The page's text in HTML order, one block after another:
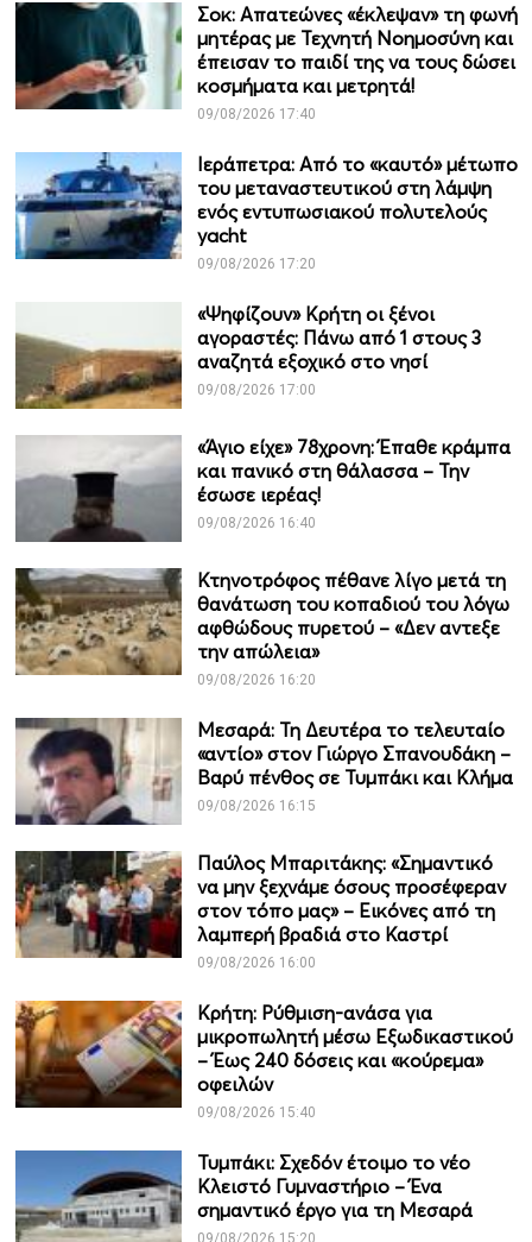
Σοκ: Απατεώνες «έκλεψαν» τη φωνή
μητέρας με Τεχνητή Νοημοσύνη και
έπεισαν το παιδί της να τους δώσει
κοσμήματα και μετρητά!
09/08/2026 17:40
Ιεράπετρα: Από το «καυτό» μέτωπο
του μεταναστευτικού στη λάμψη
ενός εντυπωσιακού πολυτελούς
yacht
09/08/2026 17:20
«Ψηφίζουν» Κρήτη οι ξένοι
αγοραστές: Πάνω από 1 στους 3
αναζητά εξοχικό στο νησί
09/08/2026 17:00
«Άγιο είχε» 78χρονη: Έπαθε κράμπα
και πανικό στη θάλασσα – Την
έσωσε ιερέας!
09/08/2026 16:40
Κτηνοτρόφος πέθανε λίγο μετά τη
θανάτωση του κοπαδιού του λόγω
αφθώδους πυρετού – «Δεν αντεξε
την απώλεια»
09/08/2026 16:20
Μεσαρά: Τη Δευτέρα το τελευταίο
«αντίο» στον Γιώργο Σπανουδάκη –
Βαρύ πένθος σε Τυμπάκι και Κλήμα
09/08/2026 16:15
Παύλος Μπαριτάκης: «Σημαντικό
να μην ξεχνάμε όσους προσέφεραν
στον τόπο μας» – Εικόνες από τη
λαμπερή βραδιά στο Καστρί
09/08/2026 16:00
Κρήτη: Ρύθμιση-ανάσα για
μικροπωλητή μέσω Εξωδικαστικού
– Έως 240 δόσεις και «κούρεμα»
οφειλών
09/08/2026 15:40
Τυμπάκι: Σχεδόν έτοιμο το νέο
Κλειστό Γυμναστήριο – Ένα
σημαντικό έργο για τη Μεσαρά
09/08/2026 15:20